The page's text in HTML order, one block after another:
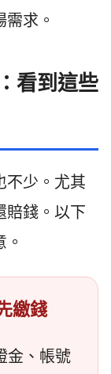
求。
看到這些
不少。尤其
賠錢。以下
繳錢
金、帳號